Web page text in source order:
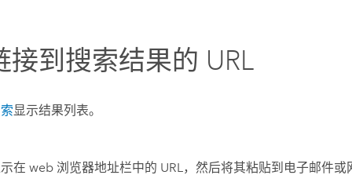
接到搜索结果的 URL
显示结果列表。
在 web 浏览器地址栏中的 URL，然后将其粘贴到电子邮件或